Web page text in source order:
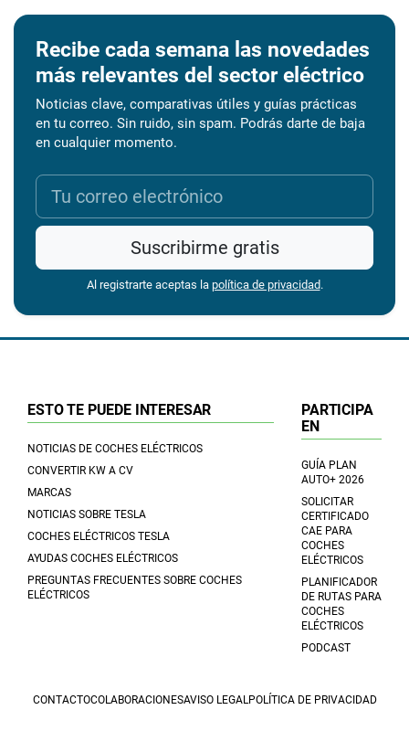
Recibe cada semana las novedades
más relevantes del sector eléctrico
Noticias clave, comparativas útiles y guías prácticas
en tu correo. Sin ruido, sin spam. Podrás darte de baja
en cualquier momento.
Suscribirme gratis
Al registrarte aceptas la política de privacidad.
ESTO TE PUEDE INTERESAR
NOTICIAS DE COCHES ELÉCTRICOS
CONVERTIR KW A CV
MARCAS
NOTICIAS SOBRE TESLA
COCHES ELÉCTRICOS TESLA
AYUDAS COCHES ELÉCTRICOS
PREGUNTAS FRECUENTES SOBRE COCHES
ELÉCTRICOS
PARTICIPA
EN
GUÍA PLAN
AUTO+ 2026
SOLICITAR
CERTIFICADO
CAE PARA
COCHES
ELÉCTRICOS
PLANIFICADOR
DE RUTAS PARA
COCHES
ELÉCTRICOS
PODCAST
CONTACTOCOLABORACIONESAVISO LEGAL POLÍTICA DE PRIVACIDAD